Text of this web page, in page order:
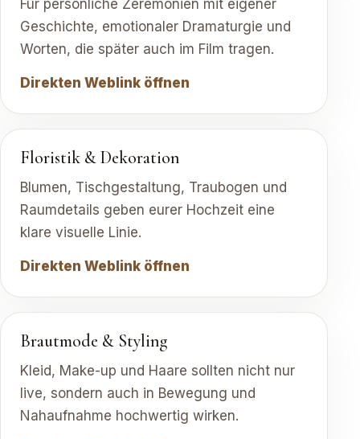
Für persönliche Zeremonien mit eigener
Geschichte, emotionaler Dramaturgie und
Worten, die später auch im Film tragen.
Direkten Weblink öffnen
Floristik & Dekoration
Blumen, Tischgestaltung, Traubogen und
Raumdetails geben eurer Hochzeit eine
klare visuelle Linie.
Direkten Weblink öffnen
Brautmode & Styling
Kleid, Make-up und Haare sollten nicht nur
live, sondern auch in Bewegung und
Nahaufnahme hochwertig wirken.